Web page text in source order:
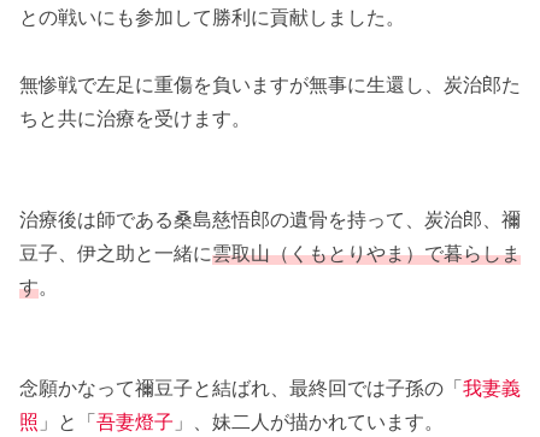
との戦いにも参加して勝利に貢献しました。
無惨戦で左足に重傷を負いますが無事に生還し、炭治郎た
ちと共に治療を受けます。
治療後は師である桑島慈悟郎の遺骨を持って、炭治郎、禰
豆子、伊之助と一緒に雲取山（くもとりやま）で暮らしま
す。
念願かなって禰豆子と結ばれ、最終回では子孫の「我妻義
照 」と「吾妻燈子 」、妹二人が描かれています。